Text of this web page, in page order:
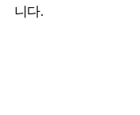
니다.